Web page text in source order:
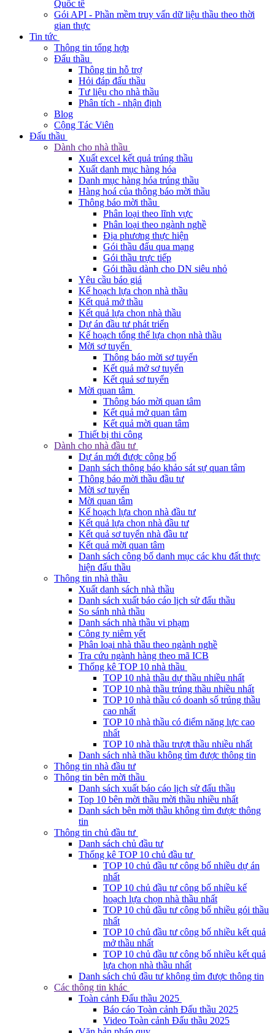
Quốc tế
Gói API - Phần mềm truy vấn dữ liệu thầu theo thời
gian thực
Tin tức
Thông tin tổng hợp
Đấu thầu
Thông tin hỗ trợ
Hỏi đáp đấu thầu
Tư liệu cho nhà thầu
Phân tích - nhận định
Blog
Cộng Tác Viên
Đấu thầu
Dành cho nhà thầu
Xuất excel kết quả trúng thầu
Xuất danh mục hàng hóa
Danh mục hàng hóa trúng thầu
Hàng hoá của thông báo mời thầu
Thông báo mời thầu
Phân loại theo lĩnh vực
Phân loại theo ngành nghề
Địa phương thực hiện
Gói thầu đấu qua mạng
Gói thầu trực tiếp
Gói thầu dành cho DN siêu nhỏ
Yêu cầu báo giá
Kế hoạch lựa chọn nhà thầu
Kết quả mở thầu
Kết quả lựa chọn nhà thầu
Dự án đầu tư phát triển
Kế hoạch tổng thể lựa chọn nhà thầu
Mời sơ tuyển
Thông báo mời sơ tuyển
Kết quả mở sơ tuyển
Kết quả sơ tuyển
Mời quan tâm
Thông báo mời quan tâm
Kết quả mở quan tâm
Kết quả mời quan tâm
Thiết bị thi công
Dành cho nhà đầu tư
Dự án mới được công bố
Danh sách thông báo khảo sát sự quan tâm
Thông báo mời thầu đầu tư
Mời sơ tuyển
Mời quan tâm
Kế hoạch lựa chọn nhà đầu tư
Kết quả lựa chọn nhà đầu tư
Kết quả sơ tuyển nhà đầu tư
Kết quả mời quan tâm
Danh sách công bố danh mục các khu đất thực
hiện đấu thầu
Thông tin nhà thầu
Xuất danh sách nhà thầu
Danh sách xuất báo cáo lịch sử đấu thầu
So sánh nhà thầu
Danh sách nhà thầu vi phạm
Công ty niêm yết
Phân loại nhà thầu theo ngành nghề
Tra cứu ngành hàng theo mã ICB
Thống kê TOP 10 nhà thầu
TOP 10 nhà thầu dự thầu nhiều nhất
TOP 10 nhà thầu trúng thầu nhiều nhất
TOP 10 nhà thầu có doanh số trúng thầu
cao nhất
TOP 10 nhà thầu có điểm năng lực cao
nhất
TOP 10 nhà thầu trượt thầu nhiều nhất
Danh sách nhà thầu không tìm được thông tin
Thông tin nhà đầu tư
Thông tin bên mời thầu
Danh sách xuất báo cáo lịch sử đấu thầu
Top 10 bên mời thầu mời thầu nhiều nhất
Danh sách bên mời thầu không tìm được thông
tin
Thông tin chủ đầu tư
Danh sách chủ đầu tư
Thống kê TOP 10 chủ đầu tư
TOP 10 chủ đầu tư công bố nhiều dự án
nhất
TOP 10 chủ đầu tư công bố nhiều kế
hoạch lựa chọn nhà thầu nhất
TOP 10 chủ đầu tư công bố nhiều gói thầu
nhất
TOP 10 chủ đầu tư công bố nhiều kết quả
mở thầu nhất
TOP 10 chủ đầu tư công bố nhiều kết quả
lựa chọn nhà thầu nhất
Danh sách chủ đầu tư không tìm được thông tin
Các thông tin khác
Toàn cảnh Đấu thầu 2025
Báo cáo Toàn cảnh Đấu thầu 2025
Video Toàn cảnh Đấu thầu 2025